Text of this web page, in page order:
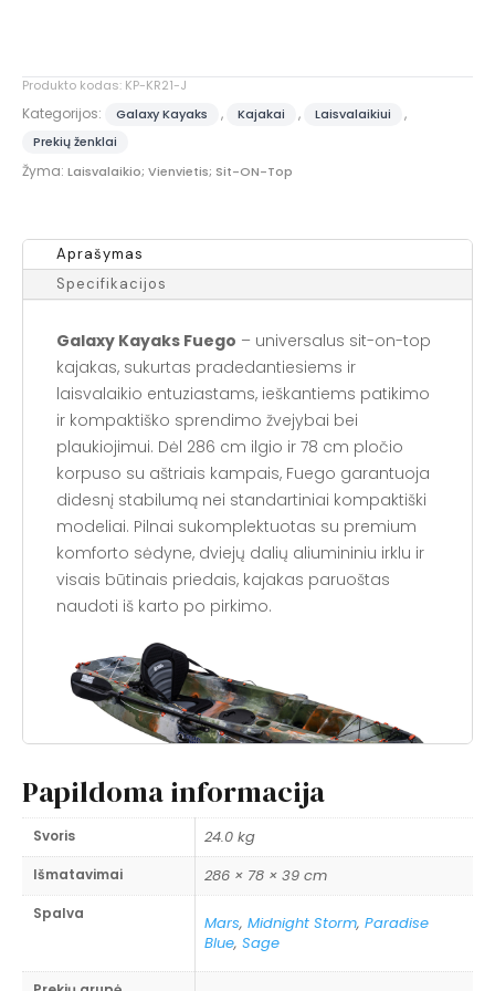
k
u
a
r
k
ų
a
g
a
v
r
Produkto kodas: KP-KR21-J
Kategorijos: Galaxy Kayaks , Kajakai , Laisvalaikiui ,
Prekių ženklai
Žyma: Laisvalaikio; Vienvietis; Sit-ON-Top
Aprašymas
Specifikacijos
Galaxy Kayaks Fuego – universalus sit-on-top
kajakas, sukurtas pradedantiesiems ir
laisvalaikio entuziastams, ieškantiems patikimo
ir kompaktiško sprendimo žvejybai bei
plaukiojimui. Dėl 286 cm ilgio ir 78 cm pločio
korpuso su aštriais kampais, Fuego garantuoja
didesnį stabilumą nei standartiniai kompaktiški
modeliai. Pilnai sukomplektuotas su premium
komforto sėdyne, dviejų dalių aliumininiu irklu ir
visais būtinais priedais, kajakas paruoštas
naudoti iš karto po pirkimo.
Pagrindiniai privalumai
✓Išskirtinis stabilumas– aštrūs korpuso
kampai ir plati kelio sritis užtikrina didesnį
stabilumą nei standartiniai kompaktiški
modeliai, todėl jaučiatės saugiai net bangose
✓Kompaktiškas 286 cm korpusas– lengvai
Papildoma informacija
Svoris 24.0 kg
Išmatavimai 286 × 78 × 39 cm
Spalva Mars, Midnight Storm, Paradise
Blue, Sage